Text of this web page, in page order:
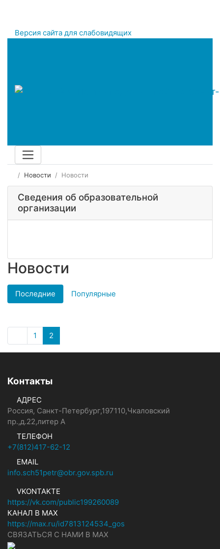
Версия сайта для слабовидящих
Новости Новости
Сведения об образовательной
организации
Новости
Последние Популярные
1 2
Контакты
АДРЕС
Россия, Санкт-Петербург,197110,Чкаловский
пр.,д.22,литер А
ТЕЛЕФОН
+7(812)417-62-12
EMAIL
info.sch51petr@obr.gov.spb.ru
VKONTAKTE
https://vk.com/public199260089
КАНАЛ В MAX
https://max.ru/id7813124534_gos
СВЯЗАТЬСЯ С НАМИ В МАХ